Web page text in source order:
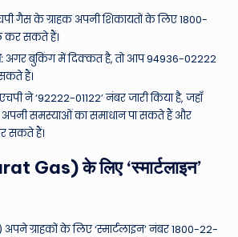
गैस के ग्राहक अपनी शिकायतों के लिए 1800-
कर सकते हैं।
अगर बुकिंग में दिक्कत है, तो आप 94936-02222
हैं।
ने ‘92222-01122’ नंबर जारी किया है, जहाँ
समस्याओं का समाधान पा सकते हैं और
सकते हैं।
Gas) के लिए ‘स्मार्टलाइन’
अपने ग्राहकों के लिए ‘स्मार्टलाइन’ नंबर 1800-22-